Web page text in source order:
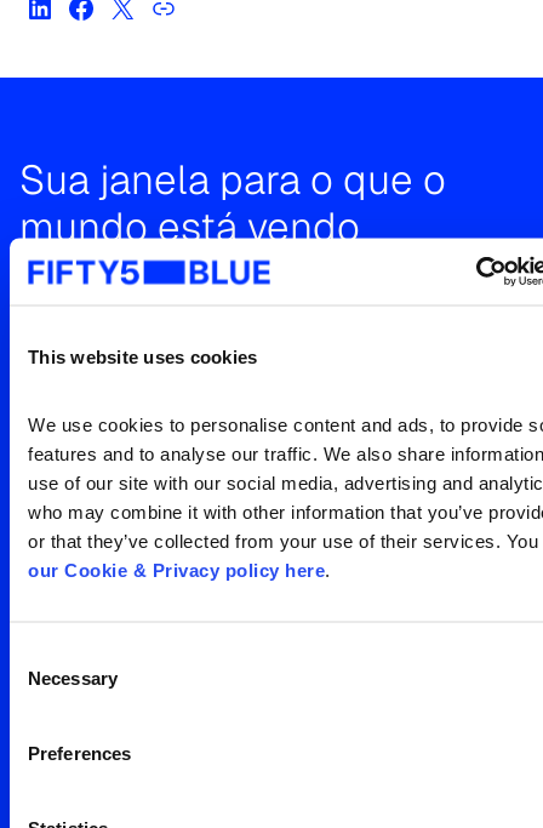
This website uses cookies
We use cookies to personalise content and ads, to provide
features and to analyse our traffic. We also share
use of our site with our social media, advertising and
who may combine it with other information that you’ve
or that they’ve collected from your use of their services.
our Cookie & Privacy policy here
Selection
Necessary
Preferences
Sua janela para o que o
mundo está vendo
Entre em contato para uma
audiência
Entre em contato
Escritório São Paulo
Search